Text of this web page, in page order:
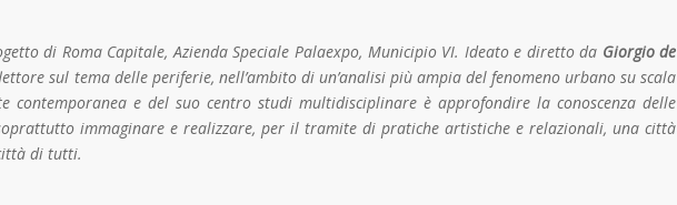
di Roma Capitale, Azienda Speciale Palaexpo, Municipio VI. Ideato e diretto da Giorgio de
sul tema delle periferie, nell’ambito di un’analisi più ampia del fenomeno urbano su scala
contemporanea e del suo centro studi multidisciplinare è approfondire la conoscenza delle
immaginare e realizzare, per il tramite di pratiche artistiche e relazionali, una città
di tutti.